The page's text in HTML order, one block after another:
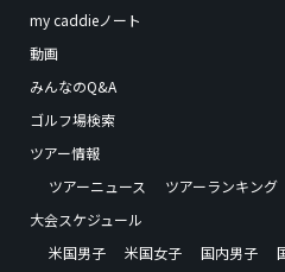
my caddieノート
動画
みんなのQ&A
ゴルフ場検索
ツアー情報
ツアーニュース
ツアーランキング
大会スケジュール
米国男子
米国女子 国内男子